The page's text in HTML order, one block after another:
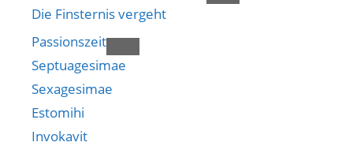
Die Finsternis vergeht
Passionszeit
Septuagesimae
Sexagesimae
Estomihi
Invokavit